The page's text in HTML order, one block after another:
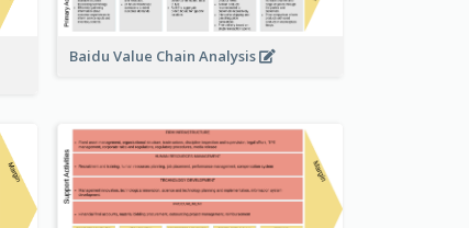
Baidu Value Chain Analysis